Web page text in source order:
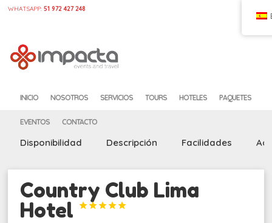
WHATSAPP: 51 972 427 248
INICIO NOSOTROS SERVICIOS TOURS HOTELES PAQUETES
EVENTOS CONTACTO
Disponibilidad Descripción Facilidades
Country Club Lima
Hotel




